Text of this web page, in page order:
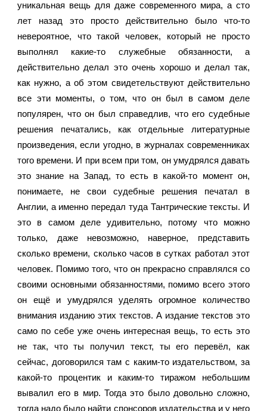
уникальная вещь для даже современного мира, а сто
лет назад это просто действительно было что-то
невероятное, что такой человек, который не просто
выполнял какие-то служебные обязанности, а
действительно делал это очень хорошо и делал так,
как нужно, а об этом свидетельствуют действительно
все эти моменты, о том, что он был в самом деле
популярен, что он был справедлив, что его судебные
решения печатались, как отдельные литературные
произведения, если угодно, в журналах современниках
того времени. И при всем при том, он умудрялся давать
это знание на Запад, то есть в какой-то момент он,
понимаете, не свои судебные решения печатал в
Англии, а именно передал туда Тантрические тексты. И
это в самом деле удивительно, потому что можно
только, даже невозможно, наверное, представить
сколько времени, сколько часов в сутках работал этот
человек. Помимо того, что он прекрасно справлялся со
своими основными обязанностями, помимо всего этого
он ещё и умудрялся уделять огромное количество
внимания изданию этих текстов. А издание текстов это
само по себе уже очень интересная вещь, то есть это
не так, что ты получил текст, ты его перевёл, как
сейчас, договорился там с каким-то издательством, за
какой-то процентик и каким-то тиражом небольшим
вывалил его в мир. Тогда это было довольно сложно,
тогда надо было найти спонсоров издательства и у него